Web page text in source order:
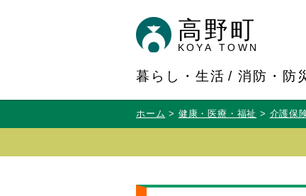
高野町
KOYA TOWN
暮らし・生活 消防・防
ホーム 健康・医療・福祉 介護保